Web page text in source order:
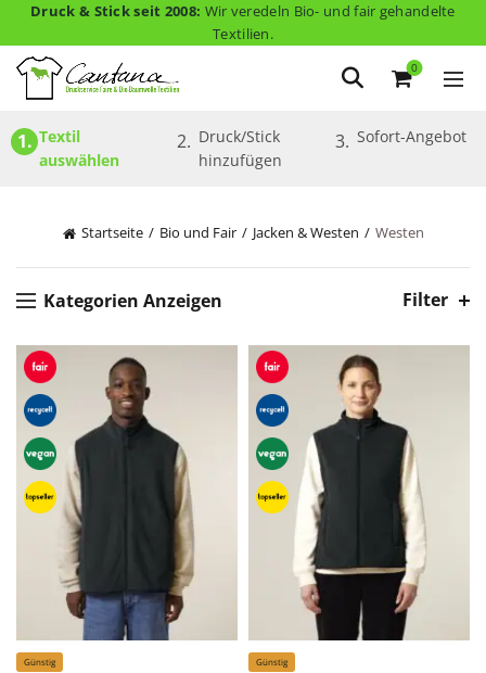
Druck & Stick seit 2008: Wir veredeln Bio- und fair gehandelte
Textilien.
0
1. Textil
auswählen
2. Druck/Stick
hinzufügen
3. Sofort-Angebot
Startseite Bio und Fair Jacken & Westen Westen
Kategorien Anzeigen Filter
Günstig Günstig